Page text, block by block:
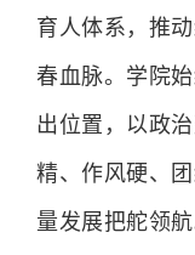
育人体系，推
春血脉。学院
出位置，以政
精、作风硬、
量发展把舵领